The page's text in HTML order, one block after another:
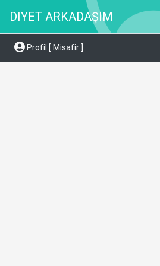
DIYET ARKADAŞIM
Profil [ Misafir ]